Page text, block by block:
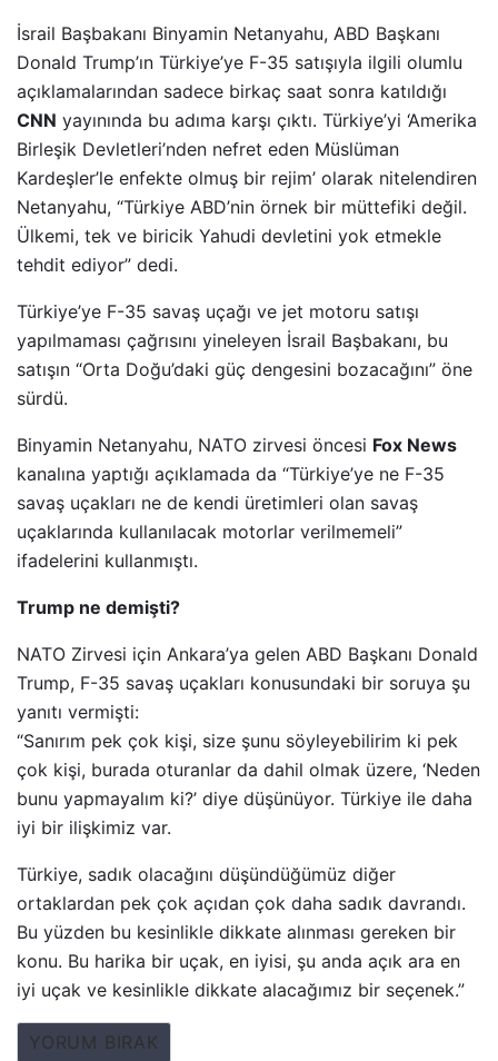
İsrail Başbakanı Binyamin Netanyahu, ABD Başkanı
Donald Trump’ın Türkiye’ye F-35 satışıyla ilgili olumlu
açıklamalarından sadece birkaç saat sonra katıldığı
CNN yayınında bu adıma karşı çıktı. Türkiye’yi ‘Amerika
Birleşik Devletleri’nden nefret eden Müslüman
Kardeşler’le enfekte olmuş bir rejim’ olarak nitelendiren
Netanyahu, “Türkiye ABD’nin örnek bir müttefiki değil.
Ülkemi, tek ve biricik Yahudi devletini yok etmekle
tehdit ediyor” dedi.
Türkiye’ye F-35 savaş uçağı ve jet motoru satışı
yapılmaması çağrısını yineleyen İsrail Başbakanı, bu
satışın “Orta Doğu’daki güç dengesini bozacağını” öne
sürdü.
Binyamin Netanyahu, NATO zirvesi öncesi Fox News
kanalına yaptığı açıklamada da “Türkiye’ye ne F-35
savaş uçakları ne de kendi üretimleri olan savaş
uçaklarında kullanılacak motorlar verilmemeli”
ifadelerini kullanmıştı.
Trump ne demişti?
NATO Zirvesi için Ankara’ya gelen ABD Başkanı Donald
Trump, F-35 savaş uçakları konusundaki bir soruya şu
yanıtı vermişti:
“Sanırım pek çok kişi, size şunu söyleyebilirim ki pek
çok kişi, burada oturanlar da dahil olmak üzere, ‘Neden
bunu yapmayalım ki?’ diye düşünüyor. Türkiye ile daha
iyi bir ilişkimiz var.
Türkiye, sadık olacağını düşündüğümüz diğer
ortaklardan pek çok açıdan çok daha sadık davrandı.
Bu yüzden bu kesinlikle dikkate alınması gereken bir
konu. Bu harika bir uçak, en iyisi, şu anda açık ara en
iyi uçak ve kesinlikle dikkate alacağımız bir seçenek.”
YORUM BIRAK